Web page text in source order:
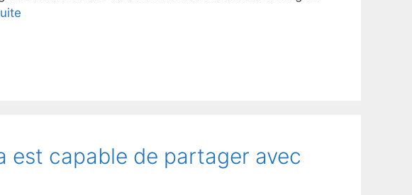
est capable de partager avec